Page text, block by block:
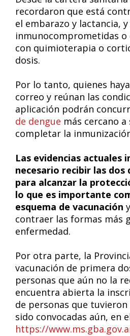
recordaron que está
el embarazo y lactancia,
inmunocomprometidas
con quimioterapia o
dosis.
Por lo tanto, quienes
correo y reúnan las
aplicación podrán
de dengue más cercano
completar la
Las evidencias actuales
necesario recibir las dos
para alcanzar la
lo que es importante
esquema de vacunación
contraer las formas más
enfermedad.
Por otra parte, la
vacunación de primera
personas que aún no la
encuentra abierta la
de personas que tuvieron
sido convocadas aún, en
https://